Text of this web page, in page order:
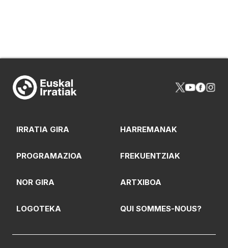
IRRATIA GIRA HARREMANAK
PROGRAMAZIOA FREKUENTZIAK
NOR GIRA ARTXIBOA
LOGOTEKA QUI SOMMES-NOUS?